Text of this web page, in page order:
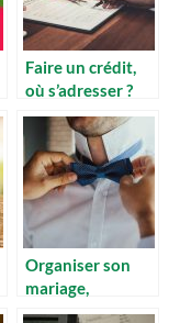
Faire un crédit,
où s’adresser ?
Organiser son
mariage,
comment le